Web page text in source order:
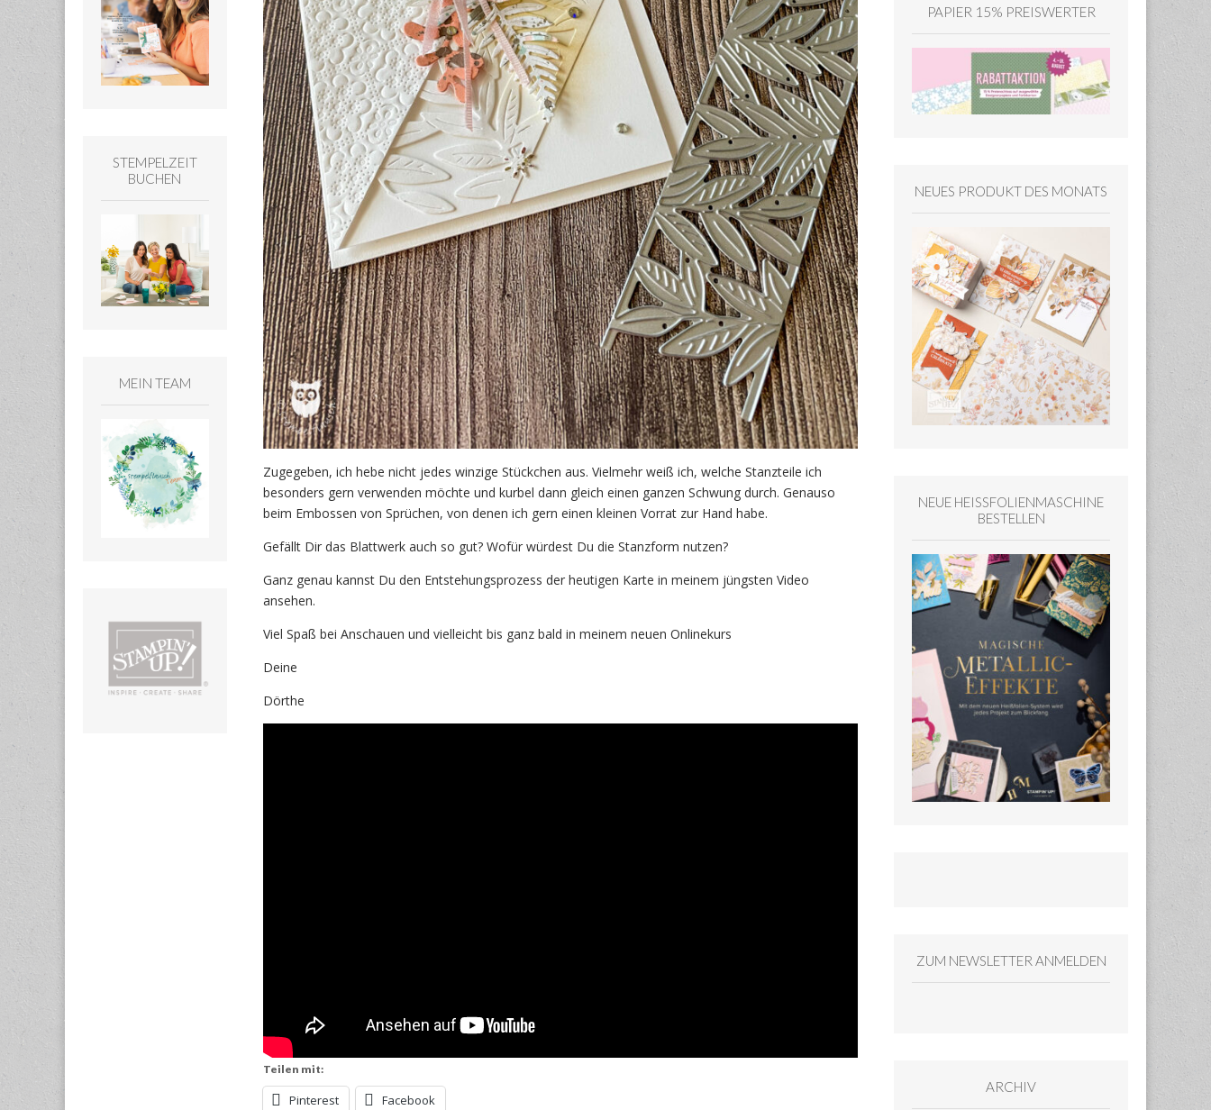
Zugegeben, ich hebe nicht jedes winzige Stückchen aus. Vielmehr weiß ich, welche Stanzteile ich
besonders gern verwenden möchte und kurbel dann gleich einen ganzen Schwung durch. Genauso
beim Embossen von Sprüchen, von denen ich gern einen kleinen Vorrat zur Hand habe.
Gefällt Dir das Blattwerk auch so gut? Wofür würdest Du die Stanzform nutzen?
Ganz genau kannst Du den Entstehungsprozess der heutigen Karte in meinem jüngsten Video
ansehen.
Viel Spaß bei Anschauen und vielleicht bis ganz bald in meinem neuen Onlinekurs
Deine
Dörthe
Teilen mit:
Pinterest Facebook
STEMPELZEIT
BUCHEN
MEIN TEAM
PAPIER 15% PREISWERTER
NEUES PRODUKT DES MONATS
NEUE HEISSFOLIENMASCHINE
BESTELLEN
ZUM NEWSLETTER ANMELDEN
ARCHIV